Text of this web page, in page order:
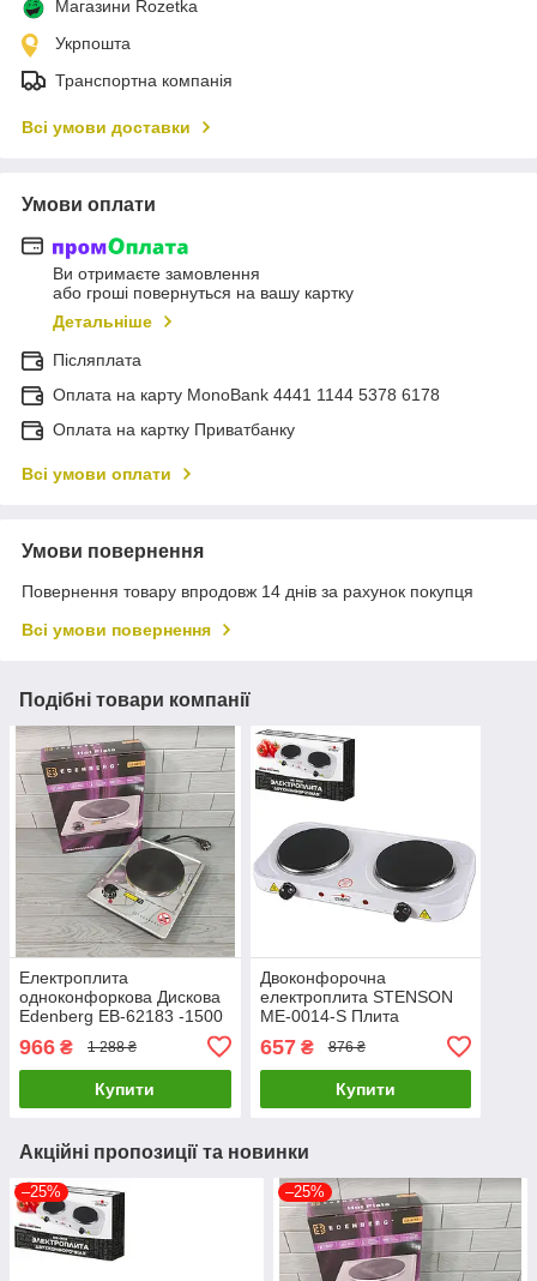
Магазини Rozetka
Укрпошта
Транспортна компанія
Всі умови доставки
Умови оплати
Ви отримаєте замовлення
або гроші повернуться на вашу картку
Детальніше
Післяплата
Оплата на карту MonoBank 4441 1144 5378 6178
Оплата на картку Приватбанку
Всі умови оплати
Умови повернення
Повернення товару впродовж 14 днів за рахунок покупця
Всі умови повернення
Подібні товари компанії
Електроплита
одноконфоркова Дискова
Edenberg EB-62183 -1500
ВТ, мініплада 1 конфорка
настільна побутова
966 ₴ 1 288 ₴
Купити
Двоконфорочна
електроплита STENSON
ME-0014-S Плита
657₴ 876 ₴
Купити
Акційні пропозиції та новинки
–25% –25%